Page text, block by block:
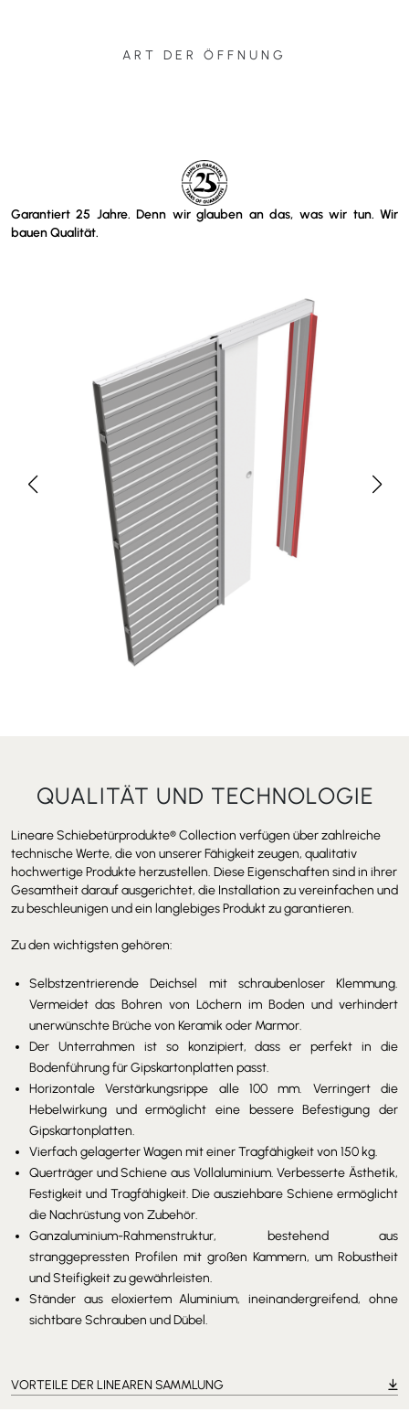
ART DER ÖFFNUNG
Garantiert 25 Jahre. Denn wir glauben an das, was wir tun. Wir
bauen Qualität.
QUALITÄT UND TECHNOLOGIE
Lineare Schiebetürprodukte®Collection verfügen über zahlreiche
technische Werte, die von unserer Fähigkeit zeugen, qualitativ
hochwertige Produkte herzustellen. Diese Eigenschaften sind in ihrer
Gesamtheit darauf ausgerichtet, die Installation zu vereinfachen und
zu beschleunigen und ein langlebiges Produkt zu garantieren.
Zu den wichtigsten gehören:
Selbstzentrierende Deichsel mit schraubenloser Klemmung.
Vermeidet das Bohren von Löchern im Boden und verhindert
unerwünschte Brüche von Keramik oder Marmor.
Der Unterrahmen ist so konzipiert, dass er perfekt in die
Bodenführung für Gipskartonplatten passt.
Horizontale Verstärkungsrippe alle 100 mm. Verringert die
Hebelwirkung und ermöglicht eine bessere Befestigung der
Gipskartonplatten.
Vierfach gelagerter Wagen mit einer Tragfähigkeit von 150 kg.
Querträger und Schiene aus Vollaluminium. Verbesserte Ästhetik,
Festigkeit und Tragfähigkeit. Die ausziehbare Schiene ermöglicht
die Nachrüstung von Zubehör.
Ganzaluminium-Rahmenstruktur, bestehend aus
stranggepressten Profilen mit großen Kammern, um Robustheit
und Steifigkeit zu gewährleisten.
Ständer aus eloxiertem Aluminium, ineinandergreifend, ohne
sichtbare Schrauben und Dübel.
VORTEILE DER LINEAREN SAMMLUNG